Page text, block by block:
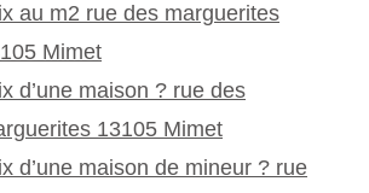
au m2 rue des marguerites
Mimet
d’une maison ? rue des
13105 Mimet
d’une maison de mineur ? rue